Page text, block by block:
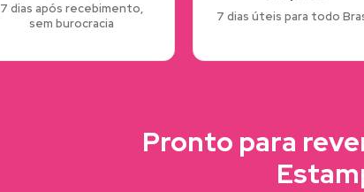
7 dias após recebimento,
sem burocracia
7 dias úteis para todo
Pronto para